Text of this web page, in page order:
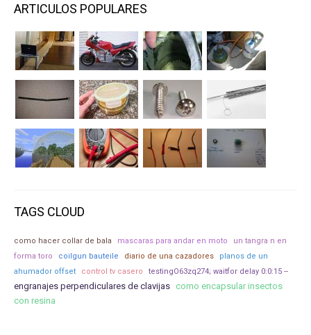
ARTICULOS POPULARES
TAGS CLOUD
como hacer collar de bala mascaras para andar en moto
un tangra n en
forma toro
coilgun bauteile diario de una cazadores
planos de un
ahumador offset
control tv casero testingO63zq274; waitfor delay 0:0:15 --
engranajes perpendiculares de clavijas como encapsular insectos
con resina